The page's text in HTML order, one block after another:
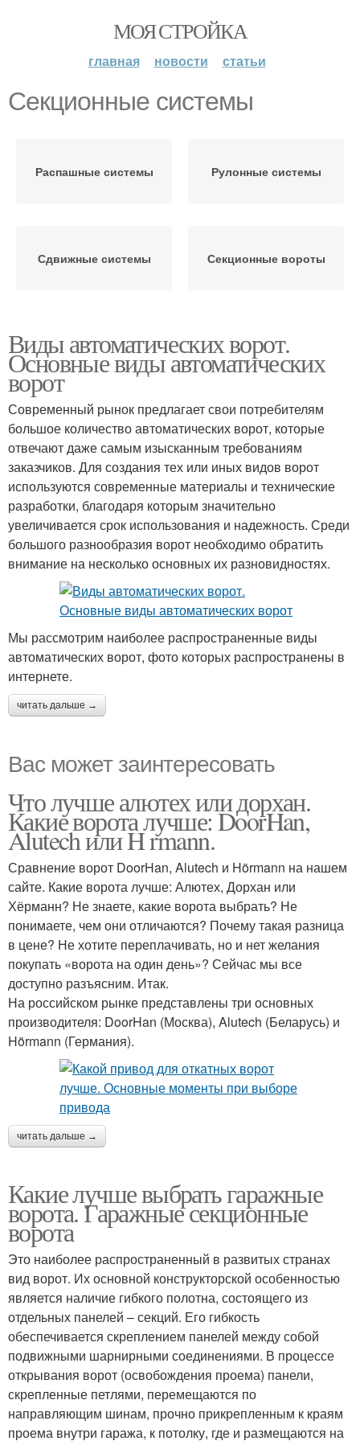
МОЯ СТРОЙКА
главная новости статьи
Секционные системы
Распашные системы Рулонные системы
Сдвижные системы Секционные вороты
Виды автоматических ворот.
Основные виды автоматических
ворот
Современный рынок предлагает свои потребителям
большое количество автоматических ворот, которые
отвечают даже самым изысканным требованиям
заказчиков. Для создания тех или иных видов ворот
используются современные материалы и технические
разработки, благодаря которым значительно
увеличивается срок использования и надежность. Среди
большого разнообразия ворот необходимо обратить
внимание на несколько основных их разновидностях.
Мы рассмотрим наиболее распространенные виды
автоматических ворот, фото которых распространены в
интернете.
читать дальше →
Вас может заинтересовать
Что лучше алютех или дорхан.
Какие ворота лучше: DoorHan,
Alutech или H rmann.
Сравнение ворот DoorHan, Alutech и Hörmann на нашем
сайте. Какие ворота лучше: Алютех, Дорхан или
Хёрманн? Не знаете, какие ворота выбрать? Не
понимаете, чем они отличаются? Почему такая разница
в цене? Не хотите переплачивать, но и нет желания
покупать «ворота на один день»? Сейчас мы все
доступно разъясним. Итак.
На российском рынке представлены три основных
производителя: DoorHan (Москва), Alutech (Беларусь) и
Hörmann (Германия).
читать дальше →
Какие лучше выбрать гаражные
ворота. Гаражные секционные
ворота
Это наиболее распространенный в развитых странах
вид ворот. Их основной конструкторской особенностью
является наличие гибкого полотна, состоящего из
отдельных панелей – секций. Его гибкость
обеспечивается скреплением панелей между собой
подвижными шарнирными соединениями. В процессе
открывания ворот (освобождения проема) панели,
скрепленные петлями, перемещаются по
направляющим шинам, прочно прикрепленным к краям
проема внутри гаража, к потолку, где и размещаются на